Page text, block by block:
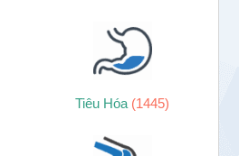
Tiêu Hóa (1445)